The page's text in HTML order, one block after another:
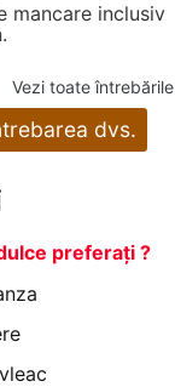
mancare inclusiv
Vezi toate întrebările
dvs.
preferați ?